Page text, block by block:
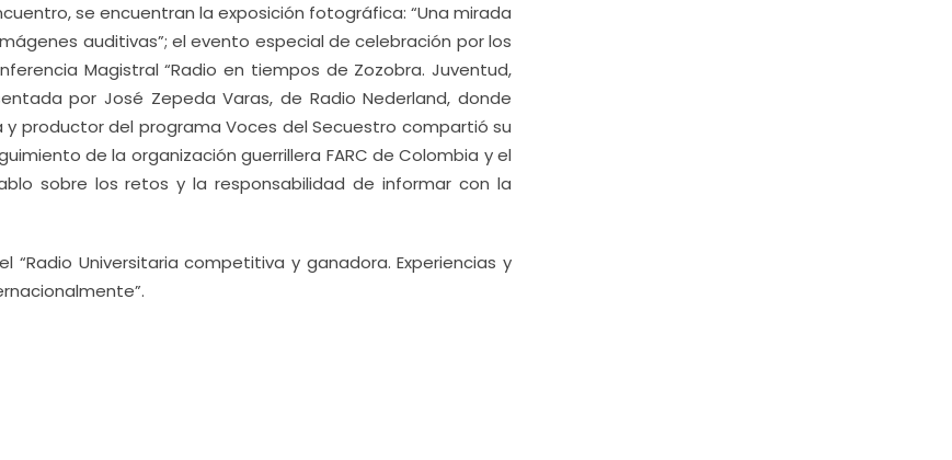
se encuentran la exposición fotográfica: “Una mirada
auditivas”; el evento especial de celebración por los
Magistral “Radio en tiempos de Zozobra. Juventud,
por José Zepeda Varas, de Radio Nederland, donde
y productor del programa Voces del Secuestro compartió su
de la organización guerrillera FARC de Colombia y el
sobre los retos y la responsabilidad de informar con la
Universitaria competitiva y ganadora. Experiencias y